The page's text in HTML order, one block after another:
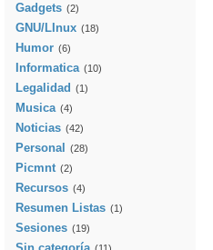
Gadgets (2)
GNU/LInux (18)
Humor (6)
Informatica (10)
Legalidad (1)
Musica (4)
Noticias (42)
Personal (28)
Picmnt (2)
Recursos (4)
Resumen Listas (1)
Sesiones (19)